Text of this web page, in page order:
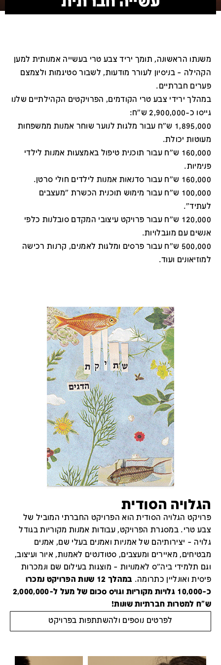
משנתו הראשונה, תומך יריד צבע טרי בעשייה אמנותית למען
הקהילה – בניסיון לעורר מודעות, לשבור סטיגמות ולצמצם
פערים חברתיים.
במהלך ירידי צבע טרי הקודמים, הפרויקטים הקהילתיים שלנו
גייסו כ-2,900,000 ש"ח:
1,895,000 ש"ח עבור מלגות לנוער שוחר אמנות ממשפחות
מעוטות יכולת.
160,000 ש"ח עבור תוכנית טיפול באמצעות אמנות לילדי
פנימיות.
160,000 ש"ח עבור סדנאות אמנות לילדים חולי סרטן.
100,000 ש"ח עבור מימוש תוכנית הכשרת "מעצבים
לעתיד".
120,000 ש"ח עבור פרויקט עיצובי המקדם סובלנות כלפי
אנשים עם מוגבלויות.
500,000 ש"ח עבור פרסים ומלגות לאמנים, קרנות רכישה
למוזיאונים ועוד.
הגלויה הסודית
פרויקט הגלויה הסודית הוא הפרויקט החברתי המוביל של
צבע טרי. במסגרת הפרויקט, עבודות אמנות מקוריות בגודל
גלויה – יצירותיהם של אמניות ואמנים בעלי שם, אמנים
מבטיחים, מאיירים ומעצבים, סטודנטים לאמנות, איור ועיצוב,
וגם תלמידי ביה”ס לאמנויות – מוצגות בעילום שם ונמכרות
פיסית ואונליין כתרומה.
במהלך 12 שנות הפרויקט נמכרו
כ-10,000 גלויות מקוריות וגויס סכום של מעל ל-2,000,000
ש"ח למטרות חברתיות שונות!
לפרטים נוספים ולהשתתפות בפרויקט